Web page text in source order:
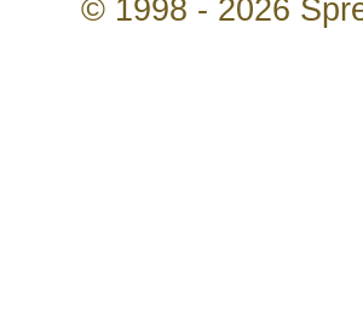
© 1998 - 2026